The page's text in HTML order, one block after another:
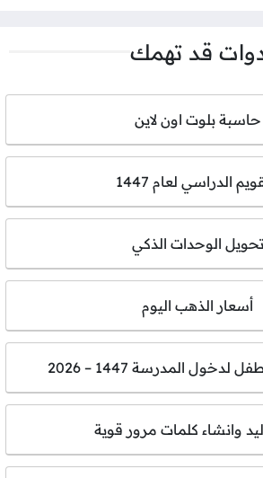
قد تهمك
حاسبة بلوت اون لاين
الدراسي لعام 1447
تحويل الوحدات الذكي
أسعار الذهب اليوم
المدرسة 1447 – 2026
وانشاء كلمات مرور قوية